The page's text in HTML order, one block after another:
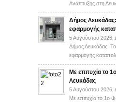
Ανάπτυξης στη
Δήμος
εφαρμογής
5 Αυγούστου 2026,
Δήμος Λευκάδας:
εφαρμογής
Με επιτυχία το
Λευκάδας
5 Αυγούστου 2026,
Με επιτυχία το 1ο